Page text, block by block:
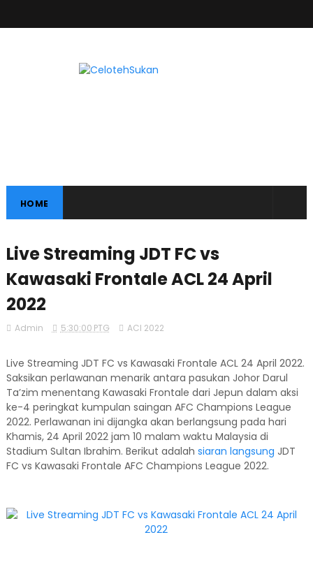
HOME
Live Streaming JDT FC vs
Kawasaki Frontale ACL 24 April
2022
Admin 5:30:00 PTG ACl 2022
Live Streaming JDT FC vs Kawasaki Frontale ACL 24 April 2022.
Saksikan perlawanan menarik antara pasukan Johor Darul
Ta’zim menentang Kawasaki Frontale dari Jepun dalam aksi
ke-4 peringkat kumpulan saingan AFC Champions League
2022. Perlawanan ini dijangka akan berlangsung pada hari
Khamis, 24 April 2022 jam 10 malam waktu Malaysia di
Stadium Sultan Ibrahim. Berikut adalah siaran langsung JDT
FC vs Kawasaki Frontale AFC Champions League 2022.